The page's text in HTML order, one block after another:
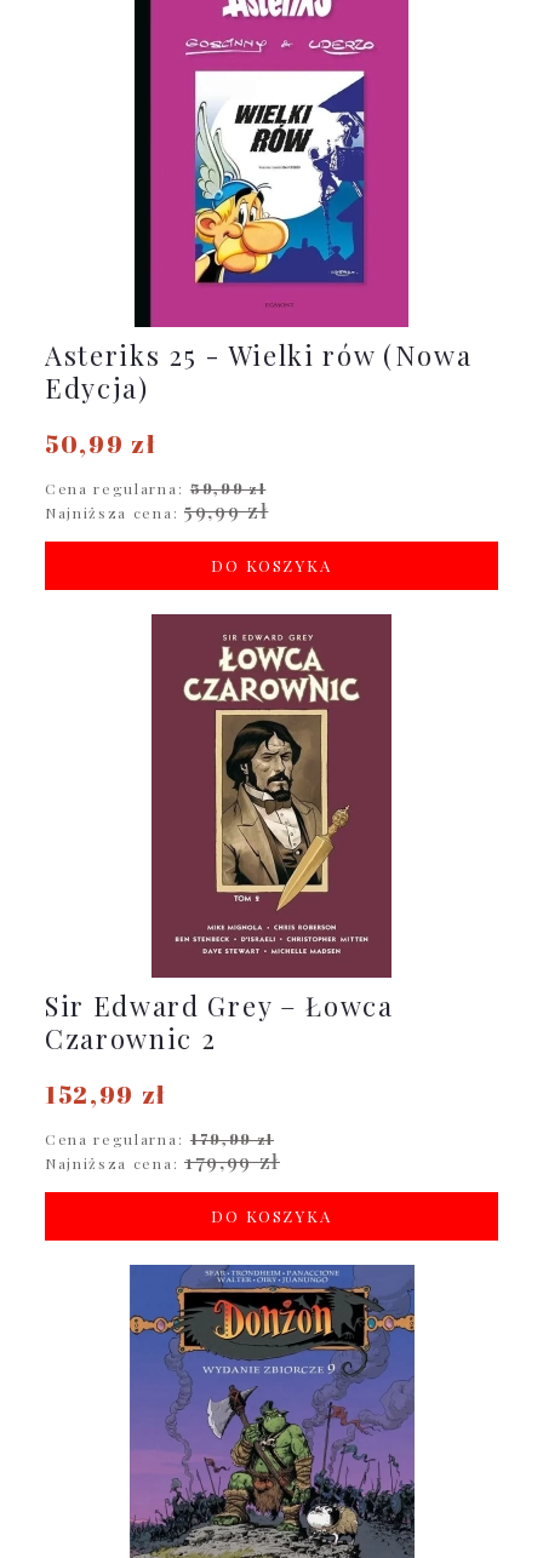
Asteriks 25 - Wielki rów (Nowa
Edycja)
50,99 zł
Cena regularna: 59,99 zł
Najniższa cena: 59,99 zł
DO KOSZYKA
Sir Edward Grey – Łowca
Czarownic 2
152,99 zł
Cena regularna: 179,99 zł
Najniższa cena: 179,99 zł
DO KOSZYKA